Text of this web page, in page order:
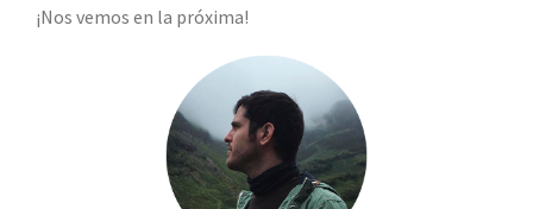
¡Nos vemos en la próxima!